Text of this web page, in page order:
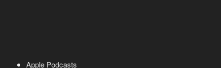
Apple Podcasts